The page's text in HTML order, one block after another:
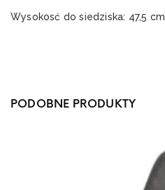
Wysokosć do siedziska: 47,5 cm
PODOBNE PRODUKTY